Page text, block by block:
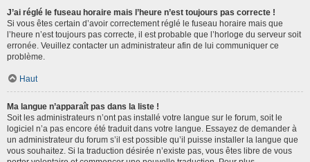
J’ai réglé le fuseau horaire mais l’heure n’est toujours pas correcte !
Si vous êtes certain d’avoir correctement réglé le fuseau horaire mais que
l’heure n’est toujours pas correcte, il est probable que l’horloge du serveur soit
erronée. Veuillez contacter un administrateur afin de lui communiquer ce
problème.
Haut
Ma langue n’apparaît pas dans la liste !
Soit les administrateurs n’ont pas installé votre langue sur le forum, soit le
logiciel n’a pas encore été traduit dans votre langue. Essayez de demander à
un administrateur du forum s’il est possible qu’il puisse installer la langue que
vous souhaitez. Si la traduction désirée n’existe pas, vous êtes libre de vous